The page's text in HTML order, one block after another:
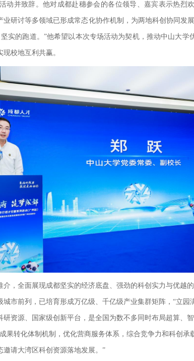
动并致辞。他对成都赴穗参会的各位领导、嘉宾表示热烈
研讨等多领域已形成常态化协作机制，为两地科创协同发
坚实的跑道。”他希望以本次专场活动为契机，推动中山大
校地互利共赢。
，全面展现成都坚实的经济底盘、强劲的科创实力与优越
市前列，已培育形成万亿级、千亿级产业集群矩阵，“立园
资源、国家级创新平台，是全国为数不多同时布局超算、
果转化体制机制，优化营商服务体系，综合竞争力和科创承
请大湾区科创资源落地发展。”